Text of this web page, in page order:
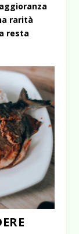
rarità
resta